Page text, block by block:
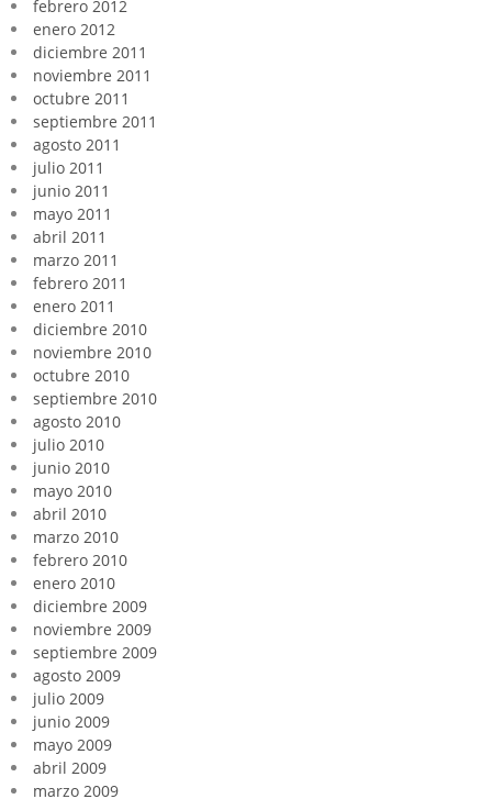
febrero 2012
enero 2012
diciembre 2011
noviembre 2011
octubre 2011
septiembre 2011
agosto 2011
julio 2011
junio 2011
mayo 2011
abril 2011
marzo 2011
febrero 2011
enero 2011
diciembre 2010
noviembre 2010
octubre 2010
septiembre 2010
agosto 2010
julio 2010
junio 2010
mayo 2010
abril 2010
marzo 2010
febrero 2010
enero 2010
diciembre 2009
noviembre 2009
septiembre 2009
agosto 2009
julio 2009
junio 2009
mayo 2009
abril 2009
marzo 2009